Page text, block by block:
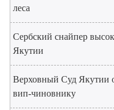
леса
Сербский снайпер
Якутии
Верховный Суд Якутии
вип-чиновнику